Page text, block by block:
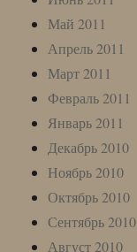
Май 2011
Апрель 2011
Март 2011
Февраль 2011
Январь 2011
Декабрь 2010
Ноябрь 2010
Октябрь 2010
Сентябрь 2010
Август 2010